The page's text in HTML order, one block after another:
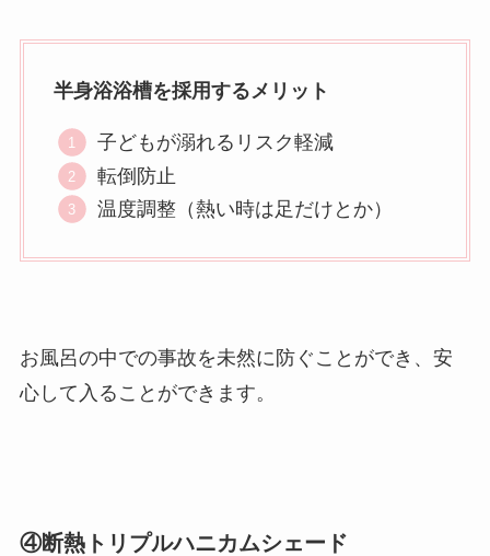
半身浴浴槽を採用するメリット
子どもが溺れるリスク軽減
転倒防止
温度調整（熱い時は足だけとか）
お風呂の中での事故を未然に防ぐことができ、安
心して入ることができます。
④断熱トリプルハニカムシェード